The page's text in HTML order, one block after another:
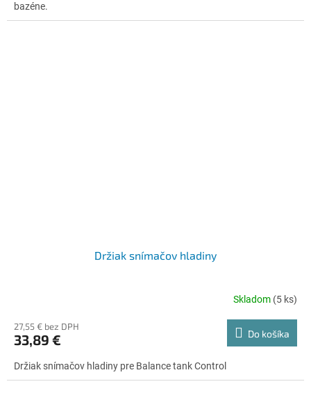
bazéne.
Držiak snímačov hladiny
Skladom (5 ks)
27,55 € bez DPH
33,89 € Do košíka
Držiak snímačov hladiny pre Balance tank Control